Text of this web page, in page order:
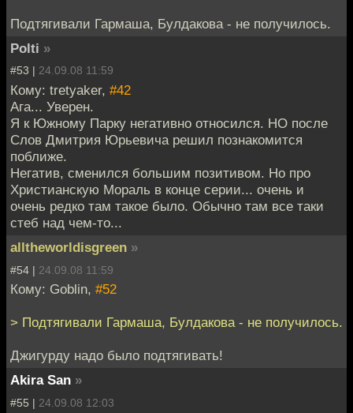
Подтягивали Гармаша, Булдакова - не получилось.
Polti »
#53 | 24.09.08 11:59
Кому: tretyaker, #42
Ага... Уверен.
Я к Южному Парку негативно относился. НО после
Слов Дмитрия Юрьевича решил познакомится
поближе.
Негатив, сменился большим позитивом. Но про
Христианскую Мораль в конце серии... очень и
очень редко там такое было. Обычно там все таки
стеб над чем-то...
alltheworldisgreen »
#54 | 24.09.08 11:59
Кому: Goblin, #52
> Подтягивали Гармаша, Булдакова - не получилось.
Джигурду надо было подтягивать!
Akira San »
#55 | 24.09.08 12:03